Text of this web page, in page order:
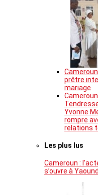
Cameroun
prêtre
mariage
Yvonne
rompre
relations
Les plus lus
Cameroun :
s’ouvre à